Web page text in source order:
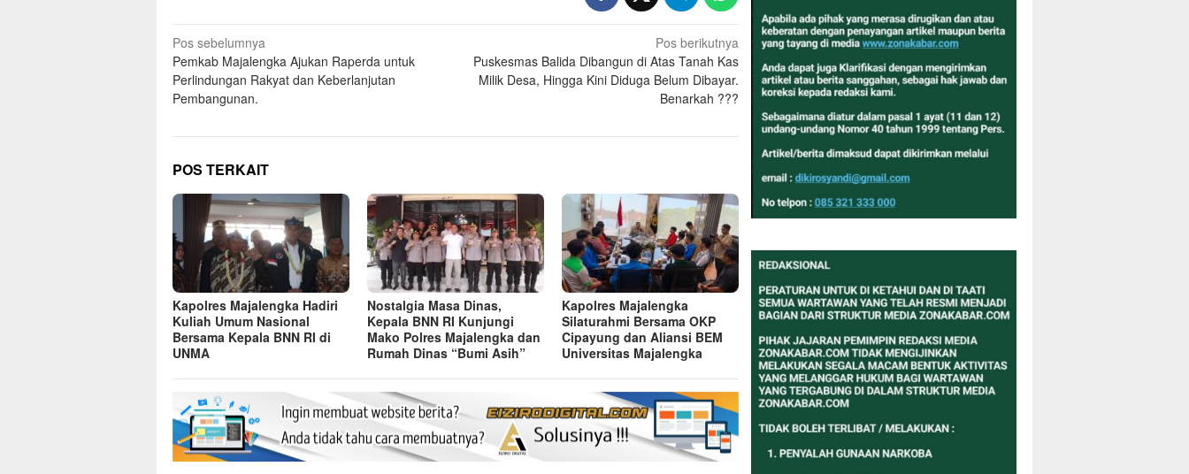
Navigasi
pos
Pos sebelumnya
Pemkab Majalengka Ajukan Raperda untuk
Perlindungan Rakyat dan Keberlanjutan
Pembangunan.
Pos berikutnya
Puskesmas Balida Dibangun di Atas Tanah Kas
Milik Desa, Hingga Kini Diduga Belum Dibayar.
Benarkah ???
POS TERKAIT
Kapolres Majalengka Hadiri
Kuliah Umum Nasional
Bersama Kepala BNN RI di
UNMA
Nostalgia Masa Dinas,
Kepala BNN RI Kunjungi
Mako Polres Majalengka dan
Rumah Dinas “Bumi Asih”
Kapolres Majalengka
Silaturahmi Bersama OKP
Cipayung dan Aliansi BEM
Universitas Majalengka